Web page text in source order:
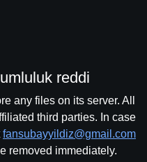
reddi
any files on its server. All
third parties. In case
fansubayyildiz@gmail.com
removed immediately.